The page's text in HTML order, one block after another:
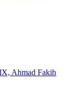
Ahmad Fakih